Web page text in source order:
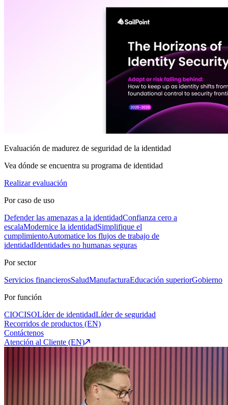
Evaluación de madurez de seguridad de la identidad
Vea dónde se encuentra su programa de identidad
Realizar evaluación
Por caso de uso
Defender las amenazas a la identidadConfianza cero a
escalaModernice la identidadSimplifique el
cumplimientoAutomatice los flujos de trabajo de
identidadIdentidades no humanas seguras
Por sector
Servicios financierosSaludManufacturaEducación superiorGobierno
Por función
CIOCISOLíder de identidadLíder de seguridad
Recorridos de productos (EN)
Contáctenos
Atención al Cliente (EN)